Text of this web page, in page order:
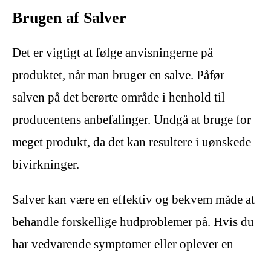
Brugen af Salver
Det er vigtigt at følge anvisningerne på
produktet, når man bruger en salve. Påfør
salven på det berørte område i henhold til
producentens anbefalinger. Undgå at bruge for
meget produkt, da det kan resultere i uønskede
bivirkninger.
Salver kan være en effektiv og bekvem måde at
behandle forskellige hudproblemer på. Hvis du
har vedvarende symptomer eller oplever en